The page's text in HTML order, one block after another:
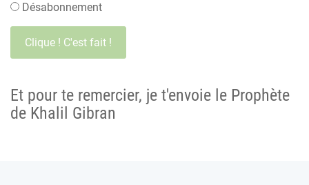
Désabonnement
Et pour te remercier, je t'envoie le Prophète
de Khalil Gibran